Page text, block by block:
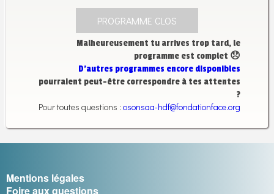
PROGRAMME CLOS
Malheureusement tu arrives trop tard, le
programme est complet 😞
D’autres programmes encore disponibles
pourraient peut-être correspondre à tes attentes
?
Pour toutes questions : osonsaa-hdf@fondationface.org
Mentions légales
Foire aux questions